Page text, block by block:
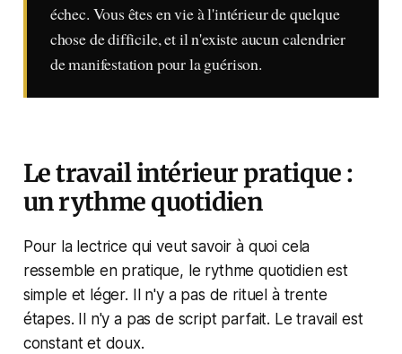
échec. Vous êtes en vie à l'intérieur de quelque
chose de difficile, et il n'existe aucun calendrier
de manifestation pour la guérison.
Le travail intérieur pratique :
un rythme quotidien
Pour la lectrice qui veut savoir à quoi cela
ressemble en pratique, le rythme quotidien est
simple et léger. Il n'y a pas de rituel à trente
étapes. Il n'y a pas de script parfait. Le travail est
constant et doux.